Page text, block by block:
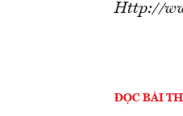
Http://
ĐỌC BÀI